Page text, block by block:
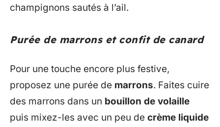
champignons sautés à l’ail.
Purée de marrons et confit de canard
Pour une touche encore plus festive,
proposez une purée de marrons. Faites cuire
des marrons dans un bouillon de volaille
puis mixez-les avec un peu de crème liquide